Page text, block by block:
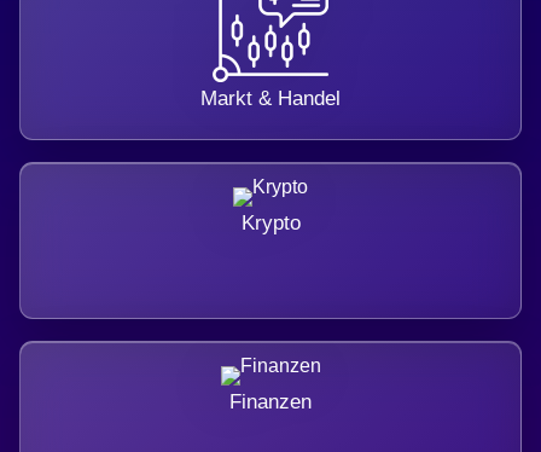
Markt & Handel
Krypto
Finanzen